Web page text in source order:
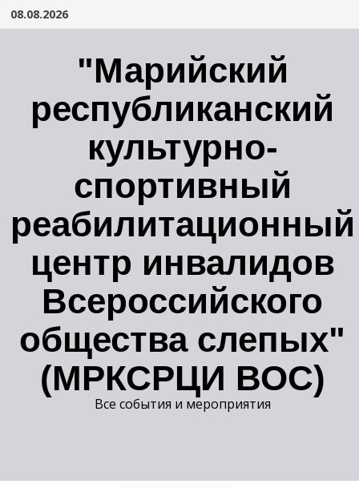
Перейти
08.08.2026
"Марийский
республиканский
культурно-
спортивный
реабилитационный
центр инвалидов
Всероссийского
общества слепых"
(МРКСРЦИ ВОС)
Все события и мероприятия